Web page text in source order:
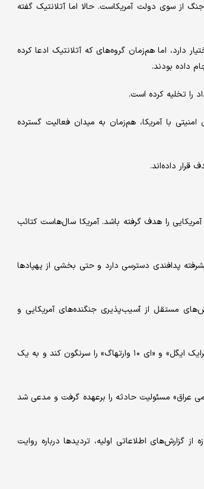
از سوی دولت آمریکاست. حالا اما آتلانتیک گفته
دارد، اما هم‌زمان گروه‌های که آتلانتیک ادعا کرده
داده بودند.
را تخلیه کرده است.
با آمریکا، هم‌زمان به میدان فعالیت گسترده
را هدف گرفته باشد. آمریکا سال‌هاست کتائب
پدافندی دسترسی دارد و حتی بخشی از پهپادها
مستقل از آسیب‌پذیری جنگنده‌های آمریکایی و
آتلانتیک همچنین نوشته ایران موفق شده چند جنگنده آمریکایی از جمله «اف ۱۵ ای استرایک ایگل» و «ای ۱۰ وارتهاگ» را سرنگون کند و به یک
عراق» مسئولیت حادثه را برعهده گرفت و مدعی شد
گزارش‌های اطلاعاتی اولیه، تردیدها درباره روایت